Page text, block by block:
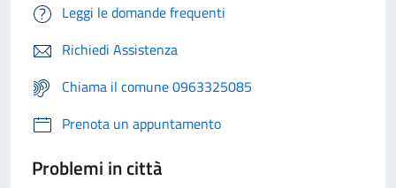
Leggi le domande frequenti
Richiedi Assistenza
Chiama il comune 0963325085
Prenota un appuntamento
Problemi in città